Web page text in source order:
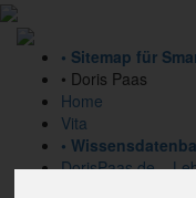
• Sitemap für
• Doris Paas
Home
Vita
•
DorisPaas.de –